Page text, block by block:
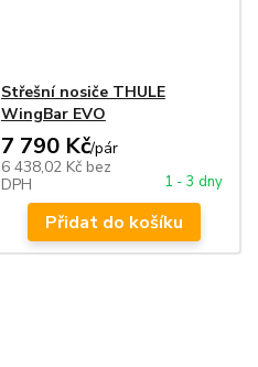
Střešní nosiče THULE
WingBar EVO
7 790 Kč/pár
6 438,02 Kč bez
DPH
1 - 3 dny
Přidat do košíku